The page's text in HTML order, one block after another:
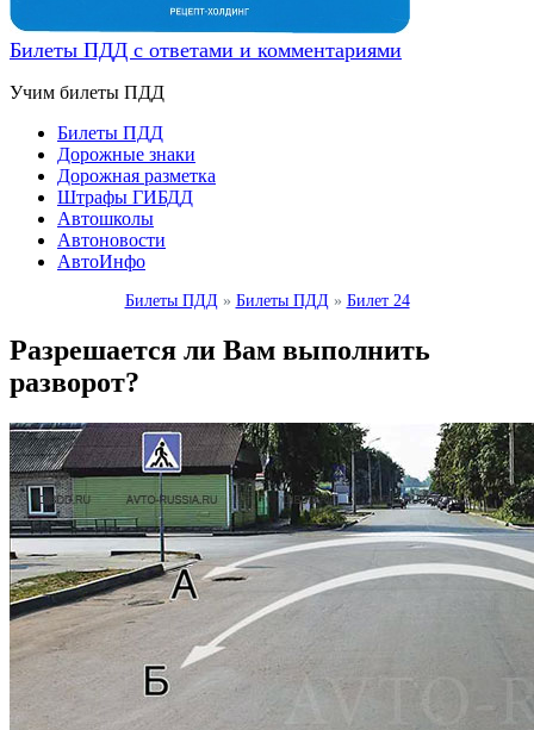
Билеты ПДД с ответами и комментариями
Учим билеты ПДД
Билеты ПДД
Дорожные знаки
Дорожная разметка
Штрафы ГИБДД
Автошколы
Автоновости
АвтоИнфо
Билеты ПДД » Билеты ПДД » Билет 24
Разрешается ли Вам выполнить
разворот?